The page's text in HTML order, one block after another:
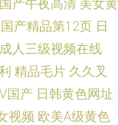
国产午夜高清 美女黄
国产精品第12页 日
成人三级视频在线
精品毛片 久久叉
国产 日韩黄色网址
视频 欧美A级黄色